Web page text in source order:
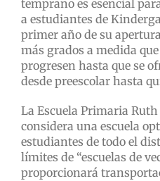
temprano es esencial
a estudiantes de
primer año de su
más grados a medida
progresen hasta que se
desde preescolar hasta
La Escuela Primaria
considera una escuela
estudiantes de todo el
límites de “escuelas de
proporcionará